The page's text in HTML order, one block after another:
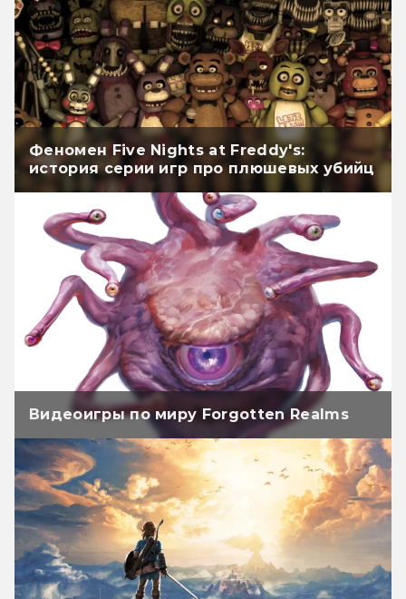
Феномен Five Nights at Freddy's:
история серии игр про плюшевых убийц
Видеоигры по миру Forgotten Realms